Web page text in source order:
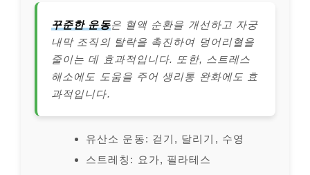
꾸준한 운동은 혈액 순환을 개선하고 자궁
내막 조직의 탈락을 촉진하여 덩어리혈을
줄이는 데 효과적입니다. 또한, 스트레스
해소에도 도움을 주어 생리통 완화에도 효
과적입니다.
유산소 운동: 걷기, 달리기, 수영
스트레칭: 요가, 필라테스